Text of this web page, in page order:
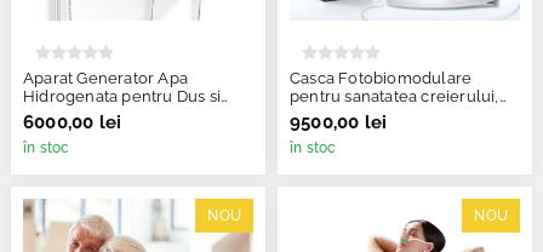
Aparat Generator Apa
Hidrogenata pentru Dus si
Baie SPA, Suyzeko, GY-QYJ-
519
6000,00 lei
în stoc
Casca Fotobiomodulare
pentru sanatatea creierului,
(PBM), 810nm, Suyzeko GY-
PDT1
9500,00 lei
în stoc
NOU NOU